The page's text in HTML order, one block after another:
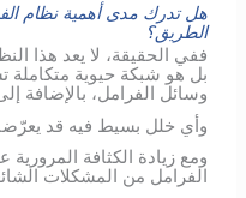
هل تدرك مدى أهمية نظام
الطريق؟
ففي الحقيقة، لا يعد هذا
بل هو شبكة حيوية متكاملة
وسائل الفرامل، بالإضافة
وأي خلل بسيط فيه قد
ومع زيادة الكثافة
الفرامل من المشكلات